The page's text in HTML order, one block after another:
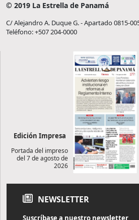
© 2019 La Estrella de Panamá
C/ Alejandro A. Duque G. - Apartado 0815-
Teléfono: +507 204-0000
Edición Impresa
Portada del impreso
del 7 de agosto de
2026
NEWSLETTER
Suscríbase a nuestro newsletter